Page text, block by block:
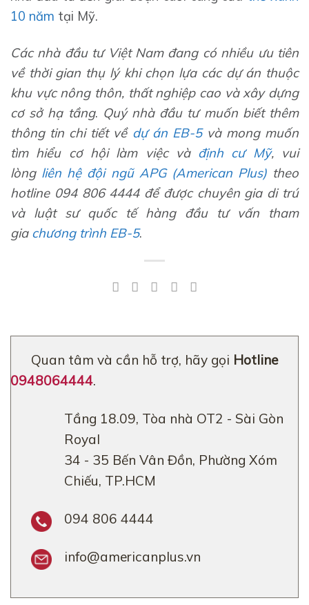
10 năm tại Mỹ.
Các nhà đầu tư Việt Nam đang có nhiều ưu tiên
về thời gian thụ lý khi chọn lựa các dự án thuộc
khu vực nông thôn, thất nghiệp cao và xây dựng
cơ sở hạ tầng. Quý nhà đầu tư muốn biết thêm
thông tin chi tiết về dự án EB-5và mong muốn
tìm hiểu cơ hội làm việc và định cư Mỹ, vui
lòngliên hệ đội ngũ APG (American Plus)theo
hotline 094 806 4444 để được chuyên gia di trú
và luật sư quốc tế hàng đầu tư vấn tham
gia chương trình EB-5.
Quan tâm và cần hỗ trợ, hãy gọi Hotline
0948064444.
Tầng 18.09, Tòa nhà OT2 - Sài Gòn
Royal
34 - 35 Bến Vân Đồn, Phường Xóm
Chiếu, TP.HCM
094 806 4444
info@americanplus.vn